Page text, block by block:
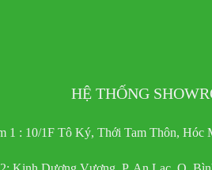
HỆ THỐNG
1 : 10/1F Tô Ký, Thới Tam Thôn, Hóc